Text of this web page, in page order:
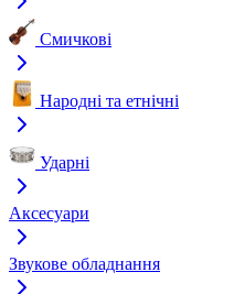
Смичкові
Народні та етнічні
Ударні
Аксесуари
Звукове обладнання